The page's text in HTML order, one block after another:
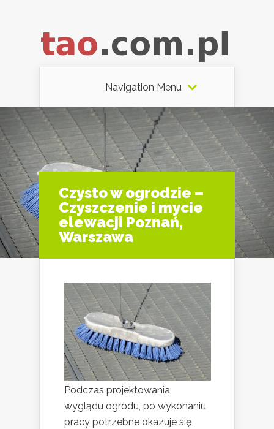
Navigation Menu
Czysto w ogrodzie –
Czyszczenie i mycie
elewacji Poznań,
Warszawa
Podczas projektowania
wyglądu ogrodu, po wykonaniu
pracy potrzebne okazuje się